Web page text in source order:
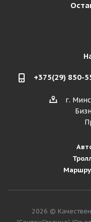
+375(29) 850-
г.
2026 ©